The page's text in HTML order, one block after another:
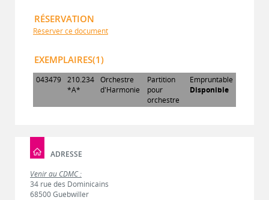
RÉSERVATION
Réserver ce document
EXEMPLAIRES(1)
043479 210.234
*A*
Orchestre
d'Harmonie
Partition
pour
orchestre
Empruntable
Disponible
ADRESSE
Venir au CDMC :
34 rue des Dominicains
68500 Guebwiller